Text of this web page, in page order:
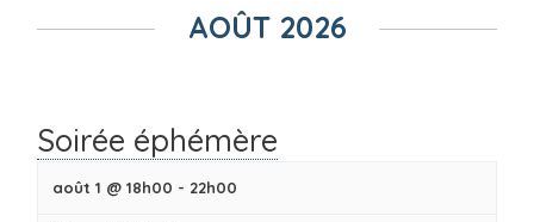
Évènements
AOÛT 2026
Soirée éphémère
août 1 @ 18h00 - 22h00